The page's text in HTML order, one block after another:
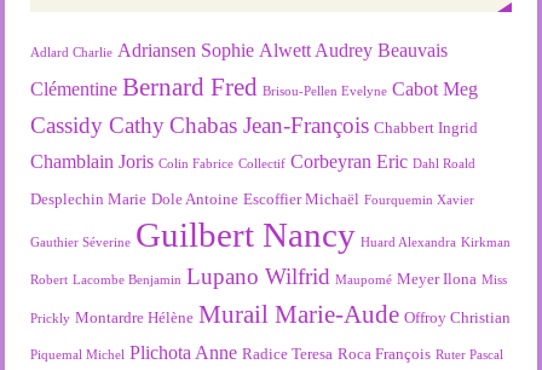
Adlard Charlie Adriansen Sophie Alwett Audrey Beauvais
Clémentine Bernard Fred Brisou-Pellen Evelyne Cabot Meg
Cassidy Cathy Chabas Jean-François Chabbert Ingrid
Chamblain Joris Colin Fabrice Collectif Corbeyran Eric Dahl Roald
Desplechin Marie Dole Antoine Escoffier Michaël Fourquemin Xavier
Gauthier Séverine Guilbert Nancy Huard Alexandra Kirkman
Robert Lacombe Benjamin Lupano Wilfrid Maupomé Meyer Ilona Miss
Prickly Montardre Hélène Murail Marie-Aude Offroy Christian
Piquemal Michel Plichota Anne Radice Teresa Roca François Ruter Pascal